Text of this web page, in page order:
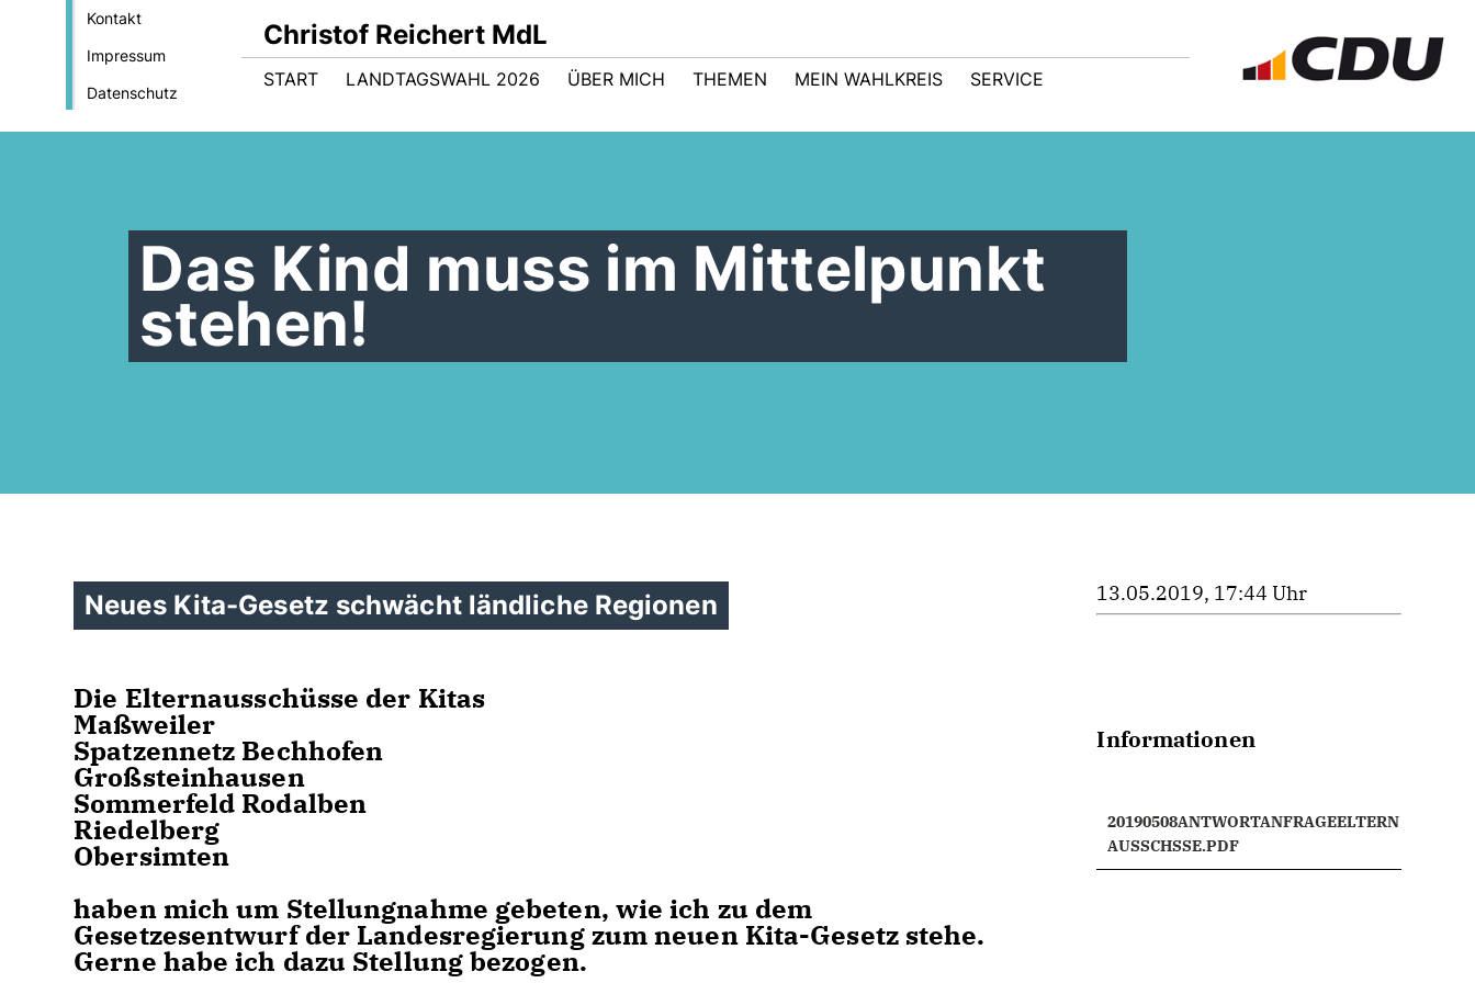
Kontakt
Impressum
Datenschutz
Christof Reichert MdL
START LANDTAGSWAHL 2026 ÜBER MICH THEMEN MEIN WAHLKREIS SERVICE
Das Kind muss im Mittelpunkt
stehen!
Neues Kita-Gesetz schwächt ländliche Regionen
Die Elternausschüsse der Kitas
Maßweiler
Spatzennetz Bechhofen
Großsteinhausen
Sommerfeld Rodalben
Riedelberg
Obersimten
haben mich um Stellungnahme gebeten, wie ich zu dem
Gesetzesentwurf der Landesregierung zum neuen Kita-Gesetz stehe.
Gerne habe ich dazu Stellung bezogen.
13.05.2019, 17:44 Uhr
Informationen
20190508ANTWORTANFRAGEELTERN
AUSSCHSSE.PDF